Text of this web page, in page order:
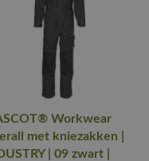
Workwear
met kniezakken |
| 09 zwart |